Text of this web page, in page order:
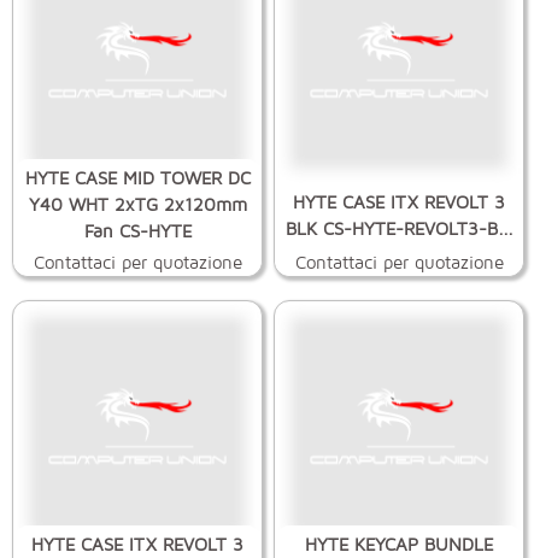
HYTE CASE MID TOWER DC
Y40 WHT 2xTG 2x120mm
Fan CS-HYTE
Contattaci per quotazione
HYTE CASE ITX REVOLT 3
BLK CS-HYTE-REVOLT3-B...
Contattaci per quotazione
HYTE CASE ITX REVOLT 3
HYTE KEYCAP BUNDLE